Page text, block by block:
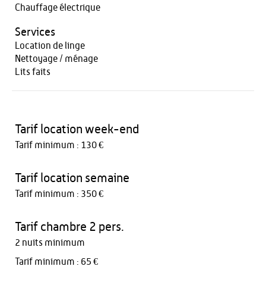
Chauffage électrique
Services
Location de linge
Nettoyage / ménage
Lits faits
Tarif location week-end
Tarif minimum : 130 €
Tarif location semaine
Tarif minimum : 350 €
Tarif chambre 2 pers.
2 nuits minimum
Tarif minimum : 65 €